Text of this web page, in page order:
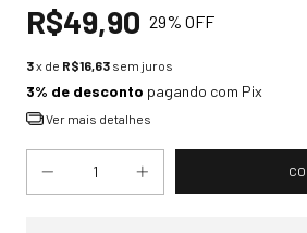
R$49,90 29% OFF
3x de R$16,63 sem juros
3% de desconto pagando com Pix
Ver mais detalhes